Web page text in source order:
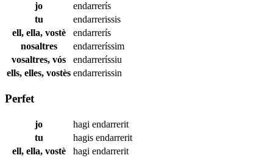
jo
endarrerís
tu
endarrerissis
ell, ella, vostè
endarrerís
nosaltres
endarreríssim
vosaltres, vós
endarreríssiu
ells, elles, vostès endarrerissin
Perfet
jo hagi endarrerit
tu
hagis endarrerit
ell, ella, vostè
hagi endarrerit